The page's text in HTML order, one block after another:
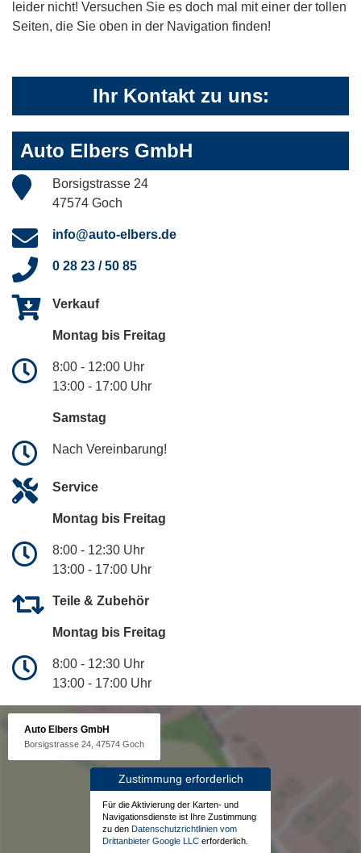
leider nicht! Versuchen Sie es doch mal mit einer der tollen
Seiten, die Sie oben in der Navigation finden!
Ihr Kontakt zu uns:
Auto Elbers GmbH
Borsigstrasse 24
47574 Goch
info@auto-elbers.de
0 28 23 / 50 85
Verkauf
Montag bis Freitag
8:00 - 12:00 Uhr
13:00 - 17:00 Uhr
Samstag
Nach Vereinbarung!
Service
Montag bis Freitag
8:00 - 12:30 Uhr
13:00 - 17:00 Uhr
Teile & Zubehör
Montag bis Freitag
8:00 - 12:30 Uhr
13:00 - 17:00 Uhr
Auto Elbers GmbH
Borsigstrasse 24, 47574 Goch
Zustimmung erforderlich
Für die Aktivierung der Karten- und
Navigationsdienste ist Ihre Zustimmung
zu den Datenschutzrichtlinien vom
Drittanbieter Google LLC erforderlich.